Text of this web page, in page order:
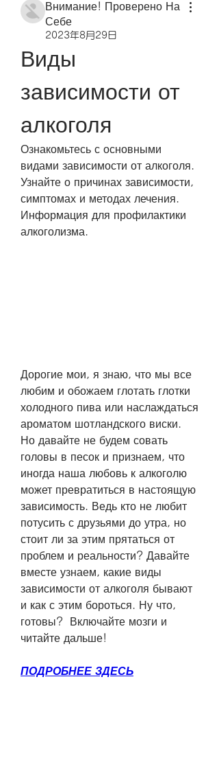
Внимание! Проверено На
Себе
2023年8月29日
Виды
зависимости от
алкоголя
Ознакомьтесь с основными
видами зависимости от алкоголя.
Узнайте о причинах зависимости,
симптомах и методах лечения.
Информация для профилактики
алкоголизма.
Дорогие мои, я знаю, что мы все
любим и обожаем глотать глотки
холодного пива или наслаждаться
ароматом шотландского виски.
Но давайте не будем совать
головы в песок и признаем, что
иногда наша любовь к алкоголю
может превратиться в настоящую
зависимость. Ведь кто не любит
потусить с друзьями до утра, но
стоит ли за этим прятаться от
проблем и реальности? Давайте
вместе узнаем, какие виды
зависимости от алкоголя бывают
и как с этим бороться. Ну что,
готовы?  Включайте мозги и
читайте дальше!
ПОДРОБНЕЕ ЗДЕСЬ